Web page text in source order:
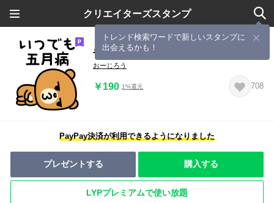
クリエイターズスタンプ
トレンド検索ワードで新しいスタンプに
出会えるかも！
やる気が出ない時もあるよね。
おーじろう
￥190 1%還元 708
PayPay決済が利用できるようになりました
プレゼントする 購入する
LYPプレミアムで使い放題